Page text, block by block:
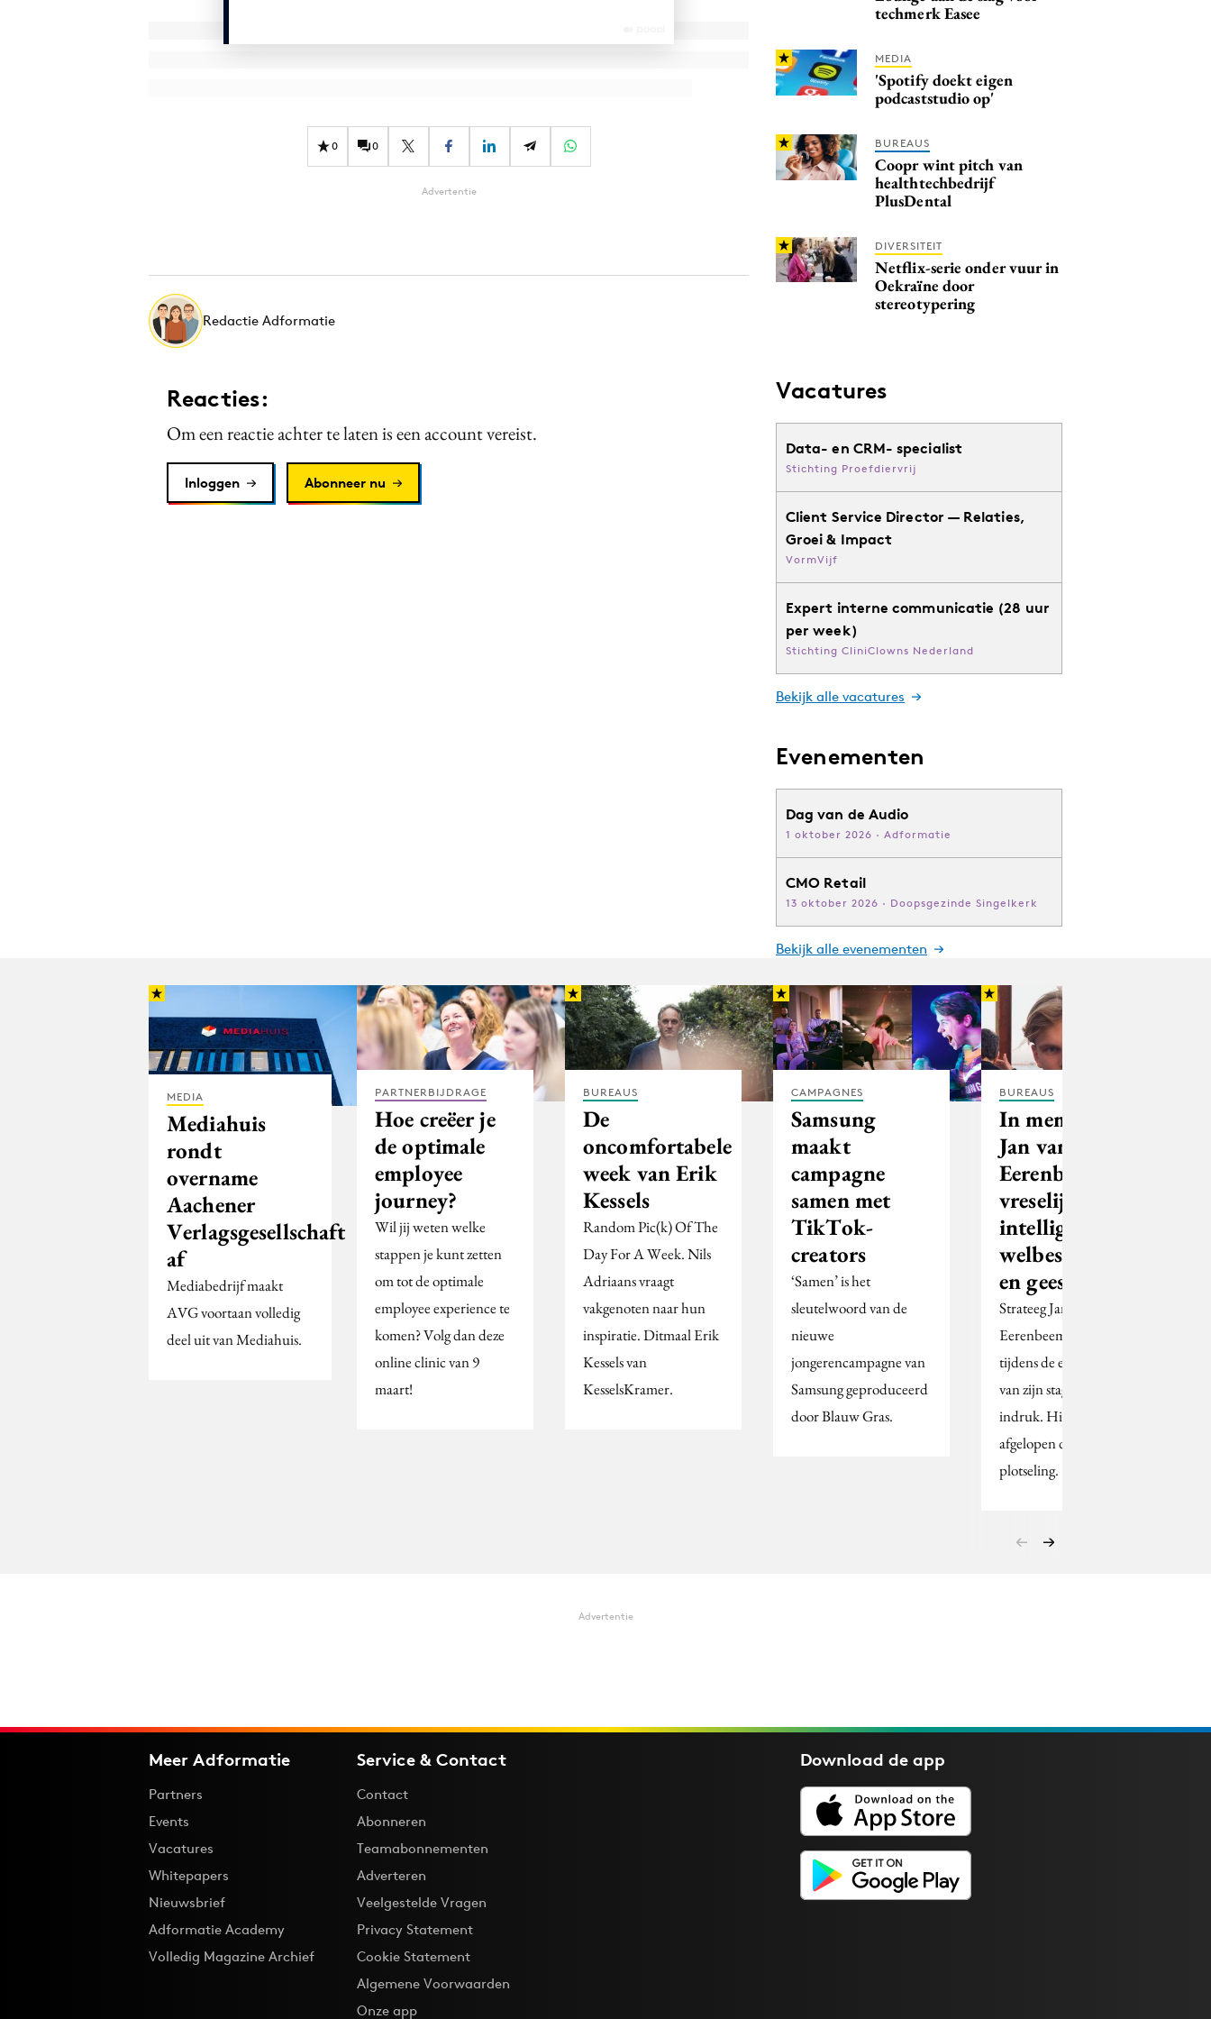
0 0
Advertentie
Redactie Adformatie
Reacties:
Om een reactie achter te laten is een account vereist.
Inloggen Abonneer nu
techmerk Easee
MEDIA
'Spotify doekt eigen
podcaststudio op'
BUREAUS
Coopr wint pitch van
healthtechbedrijf
PlusDental
DIVERSITEIT
Netflix-serie onder vuur in
Oekraïne door
stereotypering
Vacatures
Data- en CRM- specialist
Stichting Proefdiervrij
Client Service Director — Relaties,
Groei & Impact
VormVijf
Expert interne communicatie (28 uur
per week)
Stichting CliniClowns Nederland
Bekijk alle vacatures
Evenementen
Dag van de Audio
1 oktober 2026 · Adformatie
CMO Retail
13 oktober 2026 · Doopsgezinde Singelkerk
Bekijk alle evenementen
MEDIA
Mediahuis
rondt
overname
Aachener
Verlagsgesellschaft
af
Mediabedrijf maakt
AVG voortaan volledig
deel uit van Mediahuis.
PARTNERBIJDRAGE
Hoe creëer je
de optimale
employee
journey?
Wil jij weten welke
stappen je kunt zetten
om tot de optimale
employee experience te
komen? Volg dan deze
online clinic van 9
maart!
BUREAUS
De
oncomfortabele
week van Erik
Kessels
Random Pic(k) Of The
Day For A Week. Nils
Adriaans vraagt
vakgenoten naar hun
inspiratie. Ditmaal Erik
Kessels van
KesselsKramer.
CAMPAGNES
Samsung
maakt
campagne
samen met
TikTok-
creators
‘Samen’ is het
sleutelwoord van de
nieuwe
jongerencampagne van
Samsung geproduceerd
door Blauw Gras.
BUREAUS
In memoriam
Jan van den
Eerenbeemt:
vreselijk
intelligent,
welbespraakt
en geestig
Strateeg Jan van den
Eerenbeemt maakte
tijdens de eerste weken
van zijn stage al diepe
indruk. Hij overleed
afgelopen december
plotseling.
Advertentie
Meer Adformatie
Partners
Events
Vacatures
Whitepapers
Nieuwsbrief
Adformatie Academy
Volledig Magazine Archief
Service & Contact
Contact
Abonneren
Teamabonnementen
Adverteren
Veelgestelde Vragen
Privacy Statement
Cookie Statement
Algemene Voorwaarden
Onze app
Download deapp